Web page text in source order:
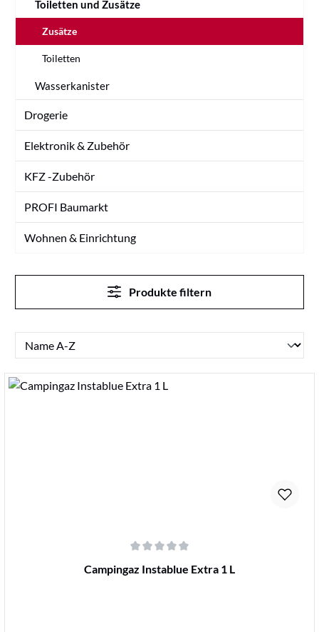
Toiletten und Zusätze
Zusätze
Toiletten
Wasserkanister
Drogerie
Elektronik & Zubehör
KFZ -Zubehör
PROFI Baumarkt
Wohnen & Einrichtung
Produkte filtern
Durchschnittliche Bewertung von 0 von 5 Sternen
Campingaz Instablue Extra 1 L